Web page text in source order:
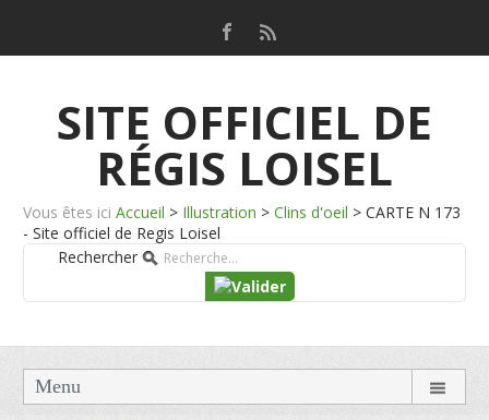
SITE OFFICIEL DE
RÉGIS LOISEL
Vous êtes ici Accueil > Illustration > Clins d'oeil > CARTE N 173
- Site officiel de Regis Loisel
Rechercher
Menu